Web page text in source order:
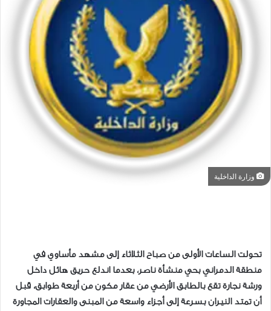
وزارة الداخلية
تحولت الساعات الأولى من صباح الثلاثاء إلى مشهد مأساوي في
منطقة الدمراني بحي منشأة ناصر، بعدما اندلع حريق هائل داخل
ورشة نجارة تقع بالطابق الأرضي من عقار مكون من أربعة طوابق، قبل
أن تمتد النيران بسرعة إلى أجزاء واسعة من المبنى والعقارات المجاورة